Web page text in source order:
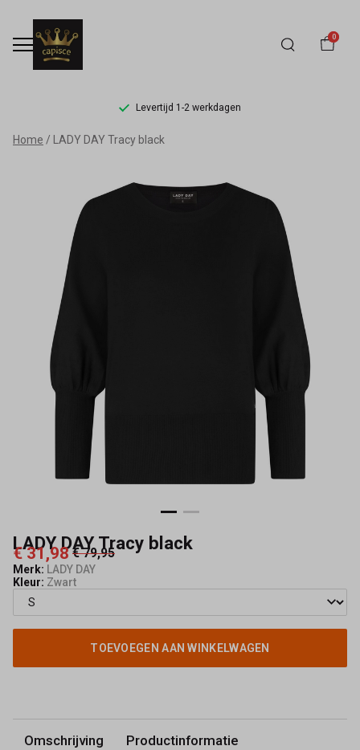
0
Levertijd 1-2 werkdagen
LADY
Tracy
black
Capisce
Mode
Home LADY DAY Tracy black
LADY DAY Tracy black
€ 31,98 € 79,95
Merk: LADY DAY
Kleur: Zwart
TOEVOEGEN AAN WINKELWAGEN
Omschrijving Productinformatie